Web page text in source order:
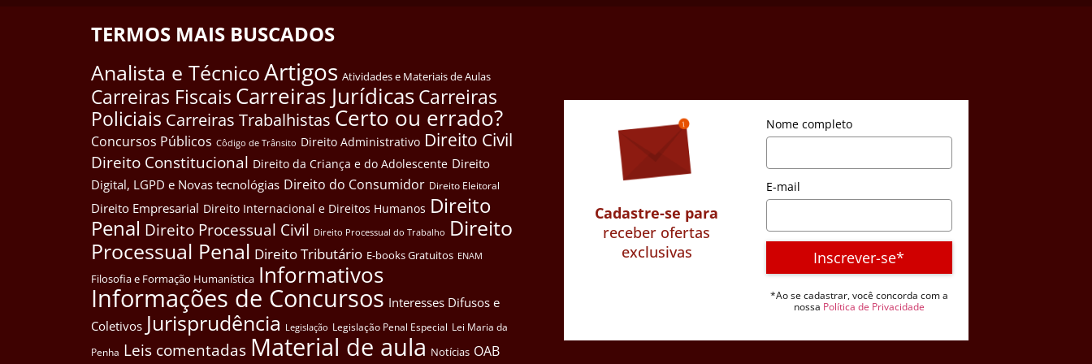
TERMOS MAIS BUSCADOS
Analista e TécnicoArtigos Atividades e Materiais de Aulas
Carreiras Fiscais Carreiras JurídicasCarreiras
Policiais Carreiras Trabalhistas Certo ou errado?
Concursos Públicos Côdigo de Trânsito Direito Administrativo Direito Civil
Direito Constitucional Direito da Criança e do Adolescente Direito
Digital, LGPD e Novas tecnológias Direito do Consumidor Direito Eleitoral
Direito Empresarial Direito Internacional e Direitos Humanos Direito
Penal Direito Processual Civil Direito Processual do Trabalho Direito
Processual Penal Direito Tributário E-books Gratuitos ENAM
Filosofia e Formação Humanística Informativos
Informações de Concursos Interesses Difusos e
Coletivos Jurisprudência Legislação Legislação Penal Especial Lei Maria da
Penha Leis comentadas Material de aula Notícias OAB
Cadastre-se para
receber ofertas
exclusivas
Nome completo
E-mail
Inscrever-se*
*Ao se cadastrar, você concorda com a
nossa Política de Privacidade